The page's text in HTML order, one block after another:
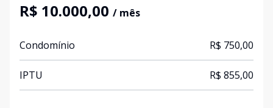
R$ 10.000,00 / mês
Condomínio R$ 750,00
IPTU R$ 855,00